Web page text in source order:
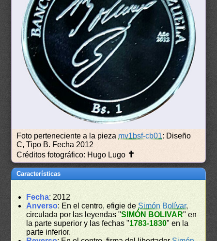
Foto perteneciente a la pieza mv1bsf-cb01: Diseño
C, Tipo B. Fecha 2012
Créditos fotográfico: Hugo Lugo ✝
Características
Fecha: 2012
Anverso: En el centro, efigie deSimón Bolívar,
circulada por las leyendas "SIMÓN BOLIVAR" en
la parte superior y las fechas "1783-1830" en la
parte inferior.